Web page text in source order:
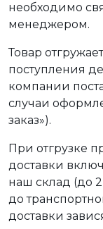
необходимо
менеджером.
Товар
поступления
компании
случаи
заказ»).
При отгрузке
доставки
наш склад (до
до
доставки